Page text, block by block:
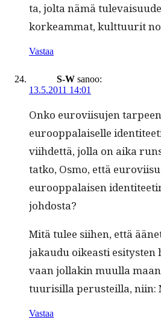
ta, jol­ta nämä
korkeam­mat, kult­tuu­rit
Vastaa
S-W sanoo:
13.5.2011 14:01
Onko eurovi­isu­jen
euroop­palaiselle
viihdet­tä, jol­la on aika
tatko, Osmo, että
euroop­palaisen
johdosta?
Mitä tulee siihen, että
jakaudu oikeasti
vaan jol­lakin muul­la
tuurisil­la perusteil­la, niin:
Vastaa